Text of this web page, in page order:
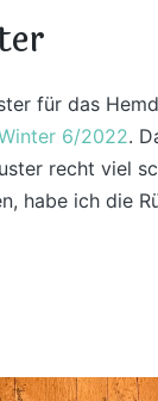
für das
6/2022.
recht viel
habe ich die